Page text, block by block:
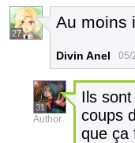
27
Au moins
Divin Anel 05/
31
Author
Ils
coups
que ça